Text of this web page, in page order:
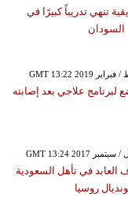
تنهي تدريباً كبيرًا في
السودان
لبرنامج علاجي بعد إصابته
العابد في تأهل السعودية
روسيا